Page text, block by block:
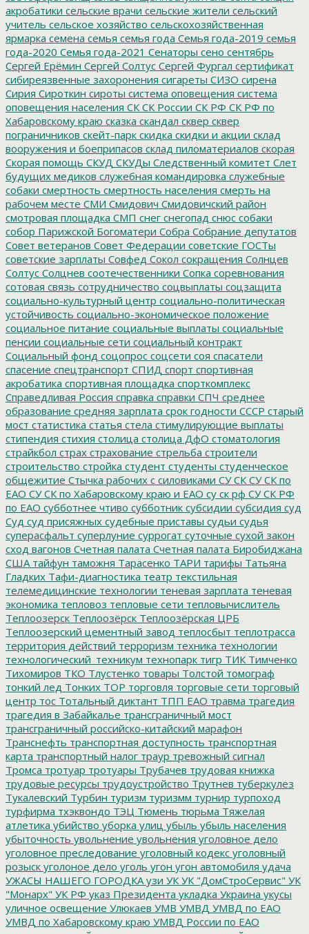
акробатики сельские врачи сельские жители сельский
учитель сельское хозяйство сельскохозяйственная
ярмарка семена семья семья года Семья года-2019 семья
года-2020 Семья года-2021 Сенаторы сено сентябрь
Сергей Ерёмин Сергей Солтус Сергей Фургал сертификат
сибиреязвенные захоронения сигареты СИЗО сирена
Сирия Сироткин сироты система оповещения система
оповещения населения СК СК России СК РФ СК РФ по
Хабаровскому краю сказка скандал сквер сквер
пограничников скейт-парк скидка скидки и акции склад
вооружения и боеприпасов склад пиломатериалов скорая
Скорая помощь СКУД СКУДы Следственный комитет Слет
будущих медиков служебная командировка служебные
собаки смертность смертность населения смерть на
рабочем месте СМИ Смидович Смидовичский район
смотровая площадка СМП снег снегопад снюс собаки
собор Парижской Богоматери Собра Собрание депутатов
Совет ветеранов Совет Федерации советские ГОСТы
советские зарплаты Совфед Сокол сокращения Солнцев
Солтус Солцнев соотечественники Сопка соревнования
сотовая связь сотрудничество соцвыплаты соцзащита
социально-культурный центр социально-политическая
устойчивость социально-экономическое положение
социальное питание социальные выплаты социальные
пенсии социальные сети социальный контракт
Социальный фонд соцопрос соцсети соя спасатели
спасение спецтранспорт СПИД спорт спортивная
акробатика спортивная площадка спорткомплекс
Справедливая Россия справка справки СПЧ среднее
образование средняя зарплата срок годности СССР старый
мост статистика статья стела стимулирующие выплаты
стипендия стихия столица столица ДфО стоматология
страйкбол страх страхование стрельба строители
строительство стройка студент студенты студенческое
общежитие Стычка рабочих с силовиками СУ СК СУ СК по
ЕАО СУ СК по Хабаровскому краю и ЕАО су ск рф СУ СК РФ
по ЕАО субботнее чтиво субботник субсидии субсидия суд
Суд суд присяжных судебные приставы судьи судья
суперасфальт суперлуние суррогат суточные сухой закон
сход вагонов Счетная палата Счетная палата Биробиджана
США тайфун таможня Тарасенко ТАРИ тарифы Татьяна
Гладких Тафи-диагностика театр текстильная
телемедицинские технологии теневая зарплата теневая
экономика тепловоз тепловые сети тепловычислитель
Теплоозерск Теплоозёрск Теплоозёрская ЦРБ
Теплоозерский цементный завод теплосбыт теплотрасса
территория действий терроризм техника технологии
технологический_техникум технопарк тигр ТИК Тимченко
Тихомиров ТКО Тлустенко товары Толстой томограф
тонкий лед Тонких ТОР торговля торговые сети торговый
центр тос Тотальный диктант ТПП ЕАО травма трагедия
трагедия в Забайкалье трансграничный мост
трансграничный российско-китайский марафон
Транснефть транспортная доступность транспортная
карта транспортный налог траур тревожный сигнал
Тромса тротуар тротуары Трубачев трудовая книжка
трудовые ресурсы трудоустройство Трутнев туберкулез
Тукалевский Турбин туризм туризмм турнир турпоход
турфирма тхэквондо ТЭЦ Тюмень тюрьма Тяжелая
атлетика убийство уборка улиц убыль убыль населения
убыточность увольнение увольнения уголовное дело
уголовное преследование уголовный кодекс уголовный
розыск уголоное дело уголь угон угон автомобиля удача
УЖАСЫ НАШЕГО ГОРОДКА узи УК УК "ДомСтроСервис" УК
"Монарх" УК РФ указ Президента укладка Украина укусы
уличное освещение Улюкаев УМВ УМВД УМВД по ЕАО
УМВД по Хабаровскому краю УМВД России по ЕАО